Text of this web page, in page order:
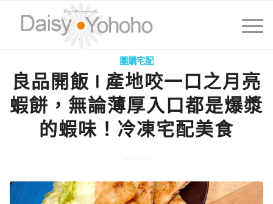
團購宅配
良品開飯 I 產地咬一口之月亮
蝦餅，無論薄厚入口都是爆漿
的蝦味！冷凍宅配美食